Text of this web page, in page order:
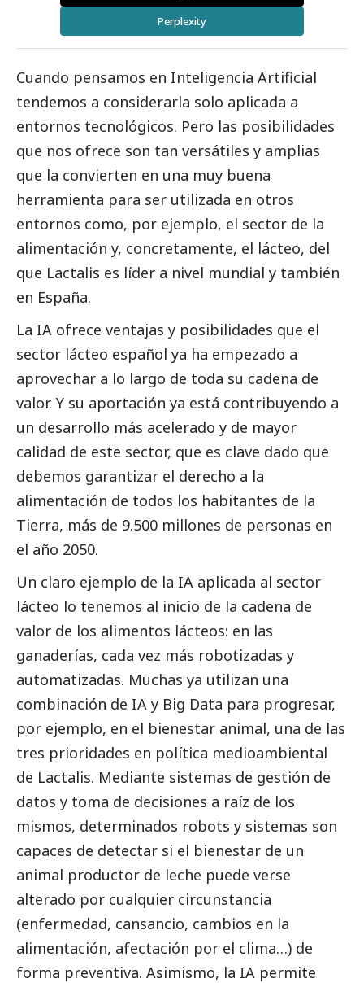
Perplexity
Cuando pensamos en Inteligencia Artificial
tendemos a considerarla solo aplicada a
entornos tecnológicos. Pero las posibilidades
que nos ofrece son tan versátiles y amplias
que la convierten en una muy buena
herramienta para ser utilizada en otros
entornos como, por ejemplo, el sector de la
alimentación y, concretamente, el lácteo, del
que Lactalis es líder a nivel mundial y también
en España.
La IA ofrece ventajas y posibilidades que el
sector lácteo español ya ha empezado a
aprovechar a lo largo de toda su cadena de
valor. Y su aportación ya está contribuyendo a
un desarrollo más acelerado y de mayor
calidad de este sector, que es clave dado que
debemos garantizar el derecho a la
alimentación de todos los habitantes de la
Tierra, más de 9.500 millones de personas en
el año 2050.
Un claro ejemplo de la IA aplicada al sector
lácteo lo tenemos al inicio de la cadena de
valor de los alimentos lácteos: en las
ganaderías, cada vez más robotizadas y
automatizadas. Muchas ya utilizan una
combinación de IA y Big Data para progresar,
por ejemplo, en el bienestar animal, una de las
tres prioridades en política medioambiental
de Lactalis. Mediante sistemas de gestión de
datos y toma de decisiones a raíz de los
mismos, determinados robots y sistemas son
capaces de detectar si el bienestar de un
animal productor de leche puede verse
alterado por cualquier circunstancia
(enfermedad, cansancio, cambios en la
alimentación, afectación por el clima…) de
forma preventiva. Asimismo, la IA permite